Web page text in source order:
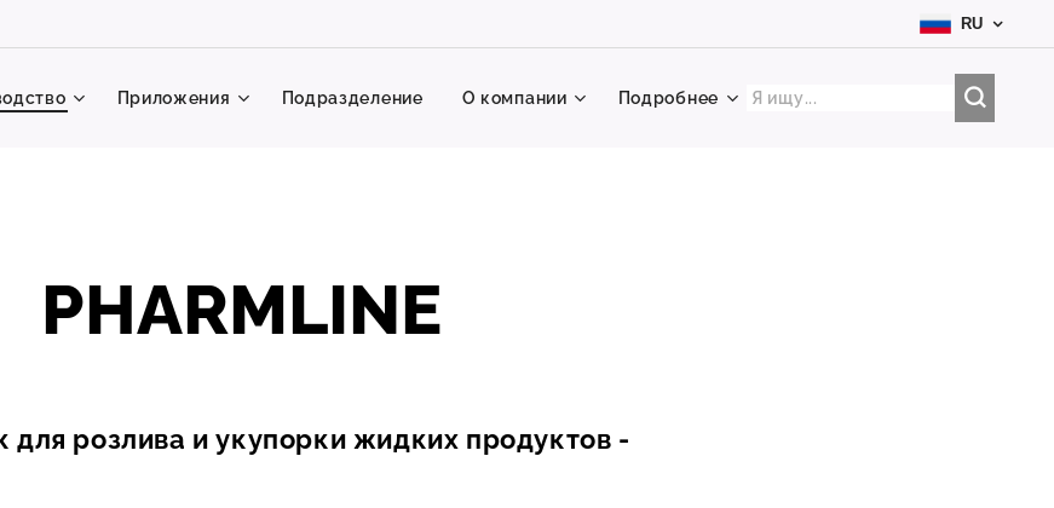
RU
Приложения Подразделение О компании Подробнее
PHARMLINE
для розлива и укупорки жидких продуктов -